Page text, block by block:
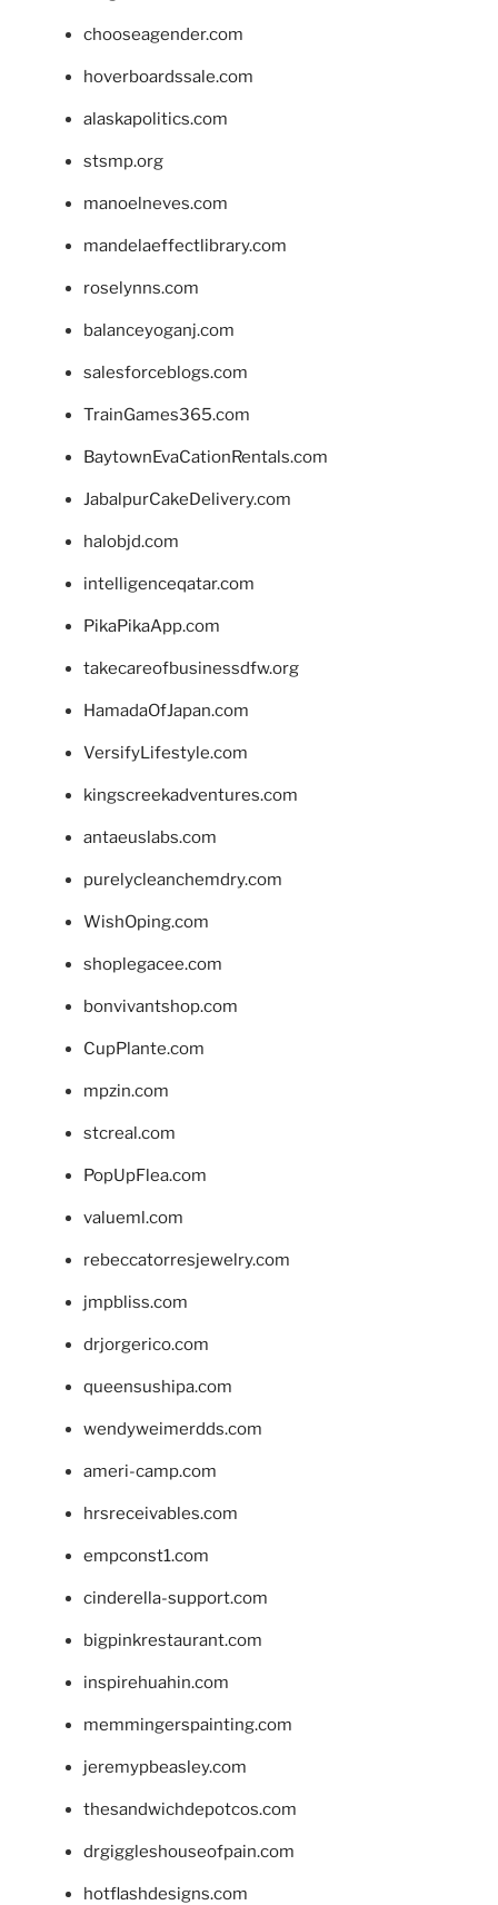
chooseagender.com
hoverboardssale.com
alaskapolitics.com
stsmp.org
manoelneves.com
mandelaeffectlibrary.com
roselynns.com
balanceyoganj.com
salesforceblogs.com
TrainGames365.com
BaytownEvaCationRentals.com
JabalpurCakeDelivery.com
halobjd.com
intelligenceqatar.com
PikaPikaApp.com
takecareofbusinessdfw.org
HamadaOfJapan.com
VersifyLifestyle.com
kingscreekadventures.com
antaeuslabs.com
purelycleanchemdry.com
WishOping.com
shoplegacee.com
bonvivantshop.com
CupPlante.com
mpzin.com
stcreal.com
PopUpFlea.com
valueml.com
rebeccatorresjewelry.com
jmpbliss.com
drjorgerico.com
queensushipa.com
wendyweimerdds.com
ameri-camp.com
hrsreceivables.com
empconst1.com
cinderella-support.com
bigpinkrestaurant.com
inspirehuahin.com
memmingerspainting.com
jeremypbeasley.com
thesandwichdepotcos.com
drgiggleshouseofpain.com
hotflashdesigns.com